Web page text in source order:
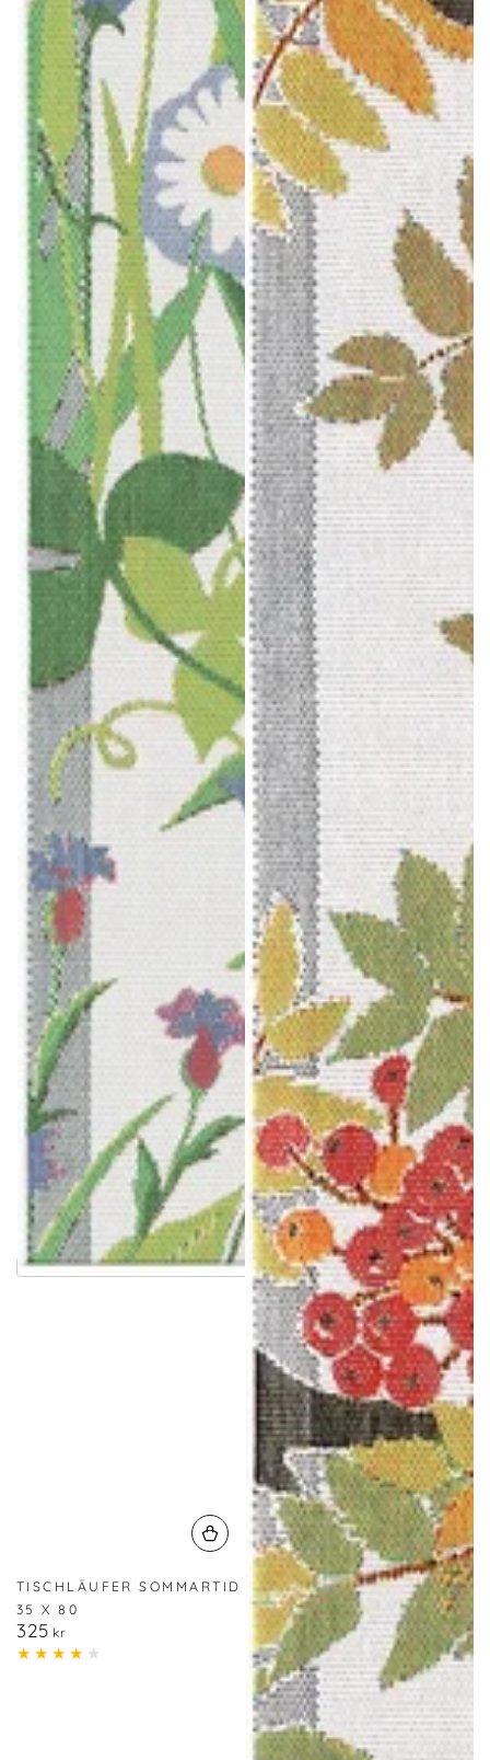
TISCHLÄUFER SOMMARTID
35 X 80
Regulärer
Preis
325 kr